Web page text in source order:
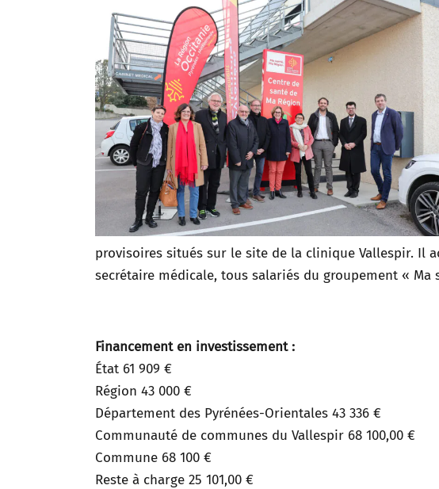
provisoires situés sur le site de la clinique Vallespir. Il
secrétaire médicale, tous salariés du groupement « Ma
Financement en investissement :
État 61 909 €
Région 43 000 €
Département des Pyrénées-Orientales 43 336 €
Communauté de communes du Vallespir 68 100,00 €
Commune 68 100 €
Reste à charge 25 101,00 €